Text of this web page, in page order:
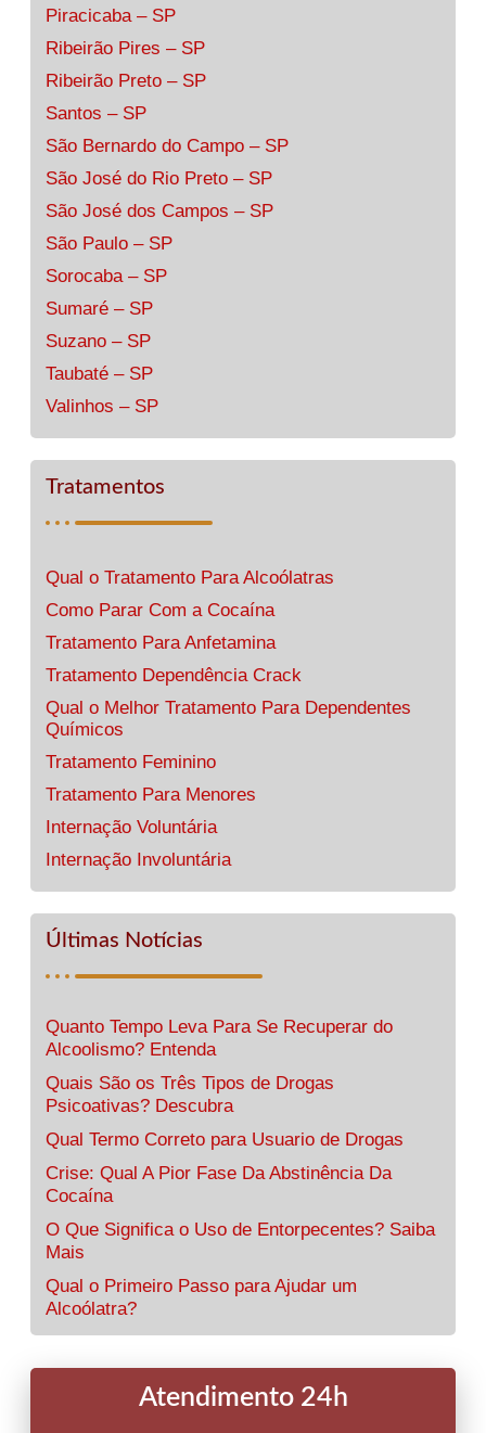
Piracicaba – SP
Ribeirão Pires – SP
Ribeirão Preto – SP
Santos – SP
São Bernardo do Campo – SP
São José do Rio Preto – SP
São José dos Campos – SP
São Paulo – SP
Sorocaba – SP
Sumaré – SP
Suzano – SP
Taubaté – SP
Valinhos – SP
Tratamentos
Qual o Tratamento Para Alcoólatras
Como Parar Com a Cocaína
Tratamento Para Anfetamina
Tratamento Dependência Crack
Qual o Melhor Tratamento Para Dependentes
Químicos
Tratamento Feminino
Tratamento Para Menores
Internação Voluntária
Internação Involuntária
Últimas Notícias
Quanto Tempo Leva Para Se Recuperar do
Alcoolismo? Entenda
Quais São os Três Tipos de Drogas
Psicoativas? Descubra
Qual Termo Correto para Usuario de Drogas
Crise: Qual A Pior Fase Da Abstinência Da
Cocaína
O Que Significa o Uso de Entorpecentes? Saiba
Mais
Qual o Primeiro Passo para Ajudar um
Alcoólatra?
Atendimento 24h